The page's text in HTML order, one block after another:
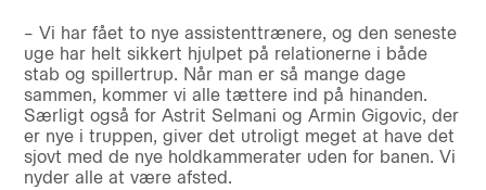
– Vi har fået to nye assistenttrænere, og den seneste
uge har helt sikkert hjulpet på relationerne i både
stab og spillertrup. Når man er så mange dage
sammen, kommer vi alle tættere ind på hinanden.
Særligt også for Astrit Selmani og Armin Gigovic, der
er nye i truppen, giver det utroligt meget at have det
sjovt med de nye holdkammerater uden for banen. Vi
nyder alle at være afsted.